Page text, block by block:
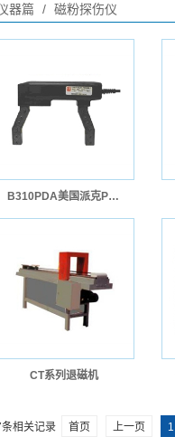
器篇 / 磁粉探伤仪
B310PDA美国派克Paker磁粉探伤仪
CT系列退磁机
条相关记录 首页 上一页 1